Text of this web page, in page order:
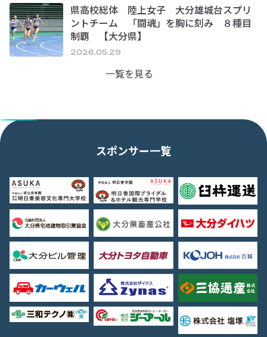
県高校総体 陸上女子 大分雄城台スプリ
ントチーム 「闘魂」を胸に刻み ８種目
制覇 【大分県】
2026.05.29
一覧を見る
スポンサー一覧